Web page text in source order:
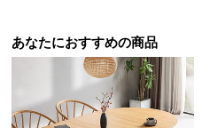
あなたにおすすめの商品